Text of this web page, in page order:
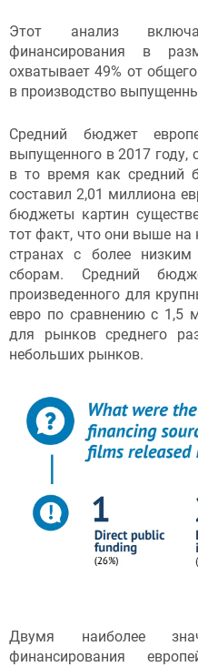
Этот анализ
финансирования в
охватывает 49% от
в производство
Средний бюджет
выпущенного в 2017 году,
в то время как средний
составил 2,01 миллиона
бюджеты картин
тот факт, что они выше
странах с более
сборам. Средний
произведенного для
евро по сравнению с 1,5
для рынков среднего
небольших рынков.
Двумя наиболее
финансирования